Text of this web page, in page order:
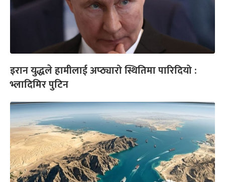
इरान युद्धले हामीलाई अप्ठ्यारो स्थितिमा पारिदियो :
भ्लादिमिर पुटिन